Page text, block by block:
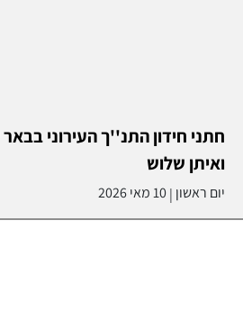
חתני חידון התנ''ך העירוני
ואיתן שלוש
יום ראשון |10 מאי 2026